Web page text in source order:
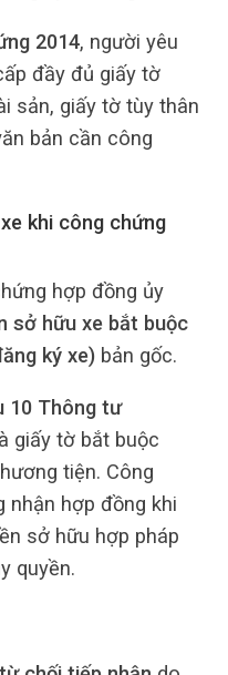
2014, người yêu
đầy đủ giấy tờ
sản, giấy tờ tùy thân
bản cần công
khi công chứng
hợp đồng ủy
sở hữu xe bắt buộc
ký xe) bản gốc.
10 Thông tư
giấy tờ bắt buộc
tiện. Công
nhận hợp đồng khi
sở hữu hợp pháp
quyền.